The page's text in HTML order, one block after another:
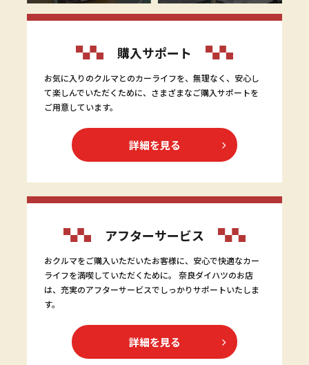
購入サポート
お気に入りのクルマとのカーライフを、無理なく、安心し
て楽しんでいただくために、さまざまなご購入サポートを
ご用意しています。
詳細を見る
アフターサービス
おクルマをご購入いただいたお客様に、安心で快適なカー
ライフを満喫していただくために。 奈良ダイハツのお店
は、充実のアフターサービスでしっかりサポートいたしま
す。
詳細を見る